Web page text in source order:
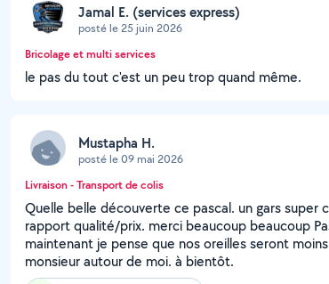
Jamal E. (services express)
posté le 25 juin 2026
Bricolage et multi services
le pas du tout c'est un peu trop quand même.
Mustapha H.
posté le 09 mai 2026
Livraison - Transport de colis
Quelle belle découverte ce pascal. un gars
rapport qualité/prix. merci beaucoup beaucoup
maintenant je pense que nos oreilles seront
monsieur autour de moi. à bientôt.